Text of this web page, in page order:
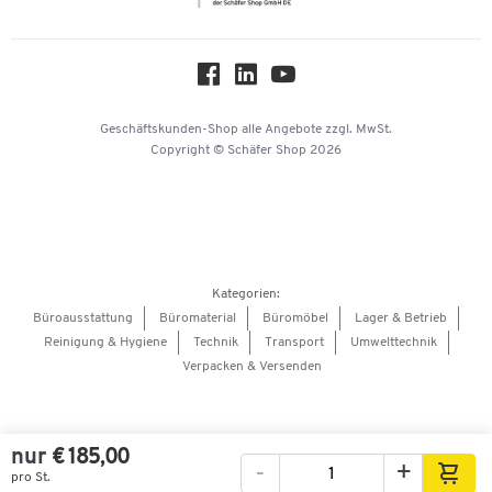
nur € 185,00
pro St. - +
Geschäftskunden-Shop alle Angebote zzgl. MwSt.
Copyright © Schäfer Shop 2026
Kategorien:
Büroausstattung
Büromaterial Büromöbel
Lager & Betrieb
Reinigung & Hygiene
Technik Transport
Umwelttechnik
Verpacken & Versenden